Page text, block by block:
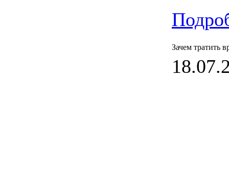
Зачем тратить